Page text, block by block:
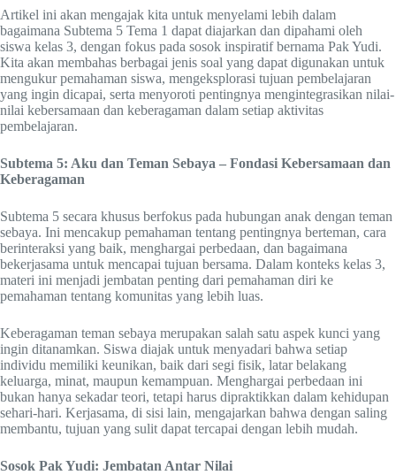
Artikel ini akan mengajak kita untuk menyelami lebih dalam
bagaimana Subtema 5 Tema 1 dapat diajarkan dan dipahami oleh
siswa kelas 3, dengan fokus pada sosok inspiratif bernama Pak Yudi.
Kita akan membahas berbagai jenis soal yang dapat digunakan untuk
mengukur pemahaman siswa, mengeksplorasi tujuan pembelajaran
yang ingin dicapai, serta menyoroti pentingnya mengintegrasikan nilai-
nilai kebersamaan dan keberagaman dalam setiap aktivitas
pembelajaran.
Subtema 5: Aku dan Teman Sebaya – Fondasi Kebersamaan dan
Keberagaman
Subtema 5 secara khusus berfokus pada hubungan anak dengan teman
sebaya. Ini mencakup pemahaman tentang pentingnya berteman, cara
berinteraksi yang baik, menghargai perbedaan, dan bagaimana
bekerjasama untuk mencapai tujuan bersama. Dalam konteks kelas 3,
materi ini menjadi jembatan penting dari pemahaman diri ke
pemahaman tentang komunitas yang lebih luas.
Keberagaman teman sebaya merupakan salah satu aspek kunci yang
ingin ditanamkan. Siswa diajak untuk menyadari bahwa setiap
individu memiliki keunikan, baik dari segi fisik, latar belakang
keluarga, minat, maupun kemampuan. Menghargai perbedaan ini
bukan hanya sekadar teori, tetapi harus dipraktikkan dalam kehidupan
sehari-hari. Kerjasama, di sisi lain, mengajarkan bahwa dengan saling
membantu, tujuan yang sulit dapat tercapai dengan lebih mudah.
Sosok Pak Yudi: Jembatan Antar Nilai